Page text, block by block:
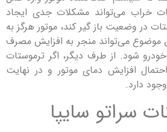
مشکلات جدی ایجاد
باز گیر کند، موتور هرگز به
منجر به افزایش مصرف
از طرف دیگر، اگر ترموستات
دمای موتور و در نهایت
سایپا